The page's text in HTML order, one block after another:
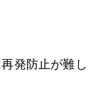
発防止が難し